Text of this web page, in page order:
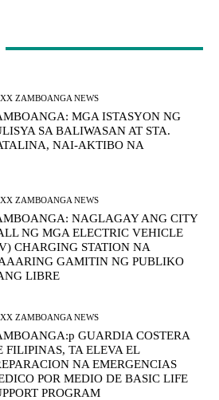
ZAMBOANGA NEWS
MGA ISTASYON NG
SA BALIWASAN AT STA.
NAI-AKTIBO NA
ZAMBOANGA NEWS
NAGLAGAY ANG CITY
NG MGA ELECTRIC VEHICLE
CHARGING STATION NA
GAMITIN NG PUBLIKO
LIBRE
ZAMBOANGA NEWS
GUARDIA COSTERA
FILIPINAS, TA ELEVA EL
NA EMERGENCIAS
POR MEDIO DE BASIC LIFE
PROGRAM